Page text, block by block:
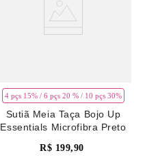
4 pçs 15% / 6 pçs 20 % / 10 pçs 30%
Sutiã Meia Taça Bojo Up
Essentials Microfibra Preto
R$ 199,90